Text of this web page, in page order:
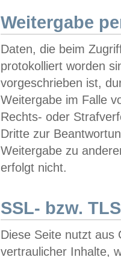
Weitergabe
Daten, die beim
protokolliert worden
vorgeschrieben ist,
Weitergabe im Falle
Rechts- oder
Dritte zur
Weitergabe zu
erfolgt nicht.
SSL- bzw.
Diese Seite nutzt aus
vertraulicher Inhalte,